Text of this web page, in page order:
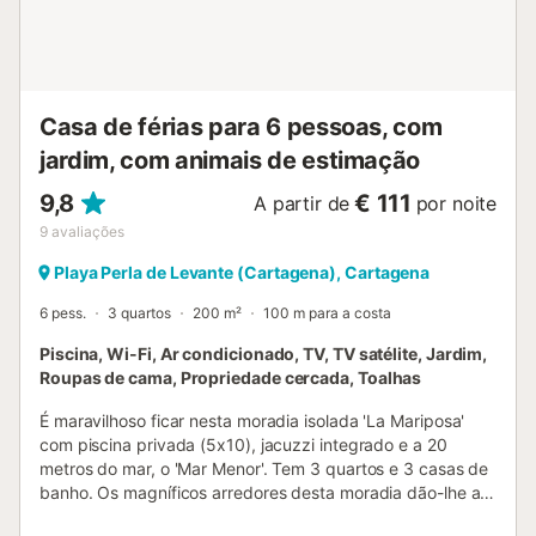
Casa de férias para 6 pessoas, com
jardim, com animais de estimação
9,8
9 avaliações
A partir de € 111 por noite
Playa Perla de Levante (Cartagena), Cartagena
6 pess. 3 quartos 200 m² 100 m para a costa
Piscina, Wi-Fi, Ar condicionado, TV, TV satélite, Jardim,
Roupas de cama, Propriedade cercada, Toalhas
É maravilhoso ficar nesta moradia isolada 'La Mariposa'
com piscina privada (5x10), jacuzzi integrado e a 20
metros do mar, o 'Mar Menor'. Tem 3 quartos e 3 casas de
banho. Os magníficos arredores desta moradia dão-lhe a